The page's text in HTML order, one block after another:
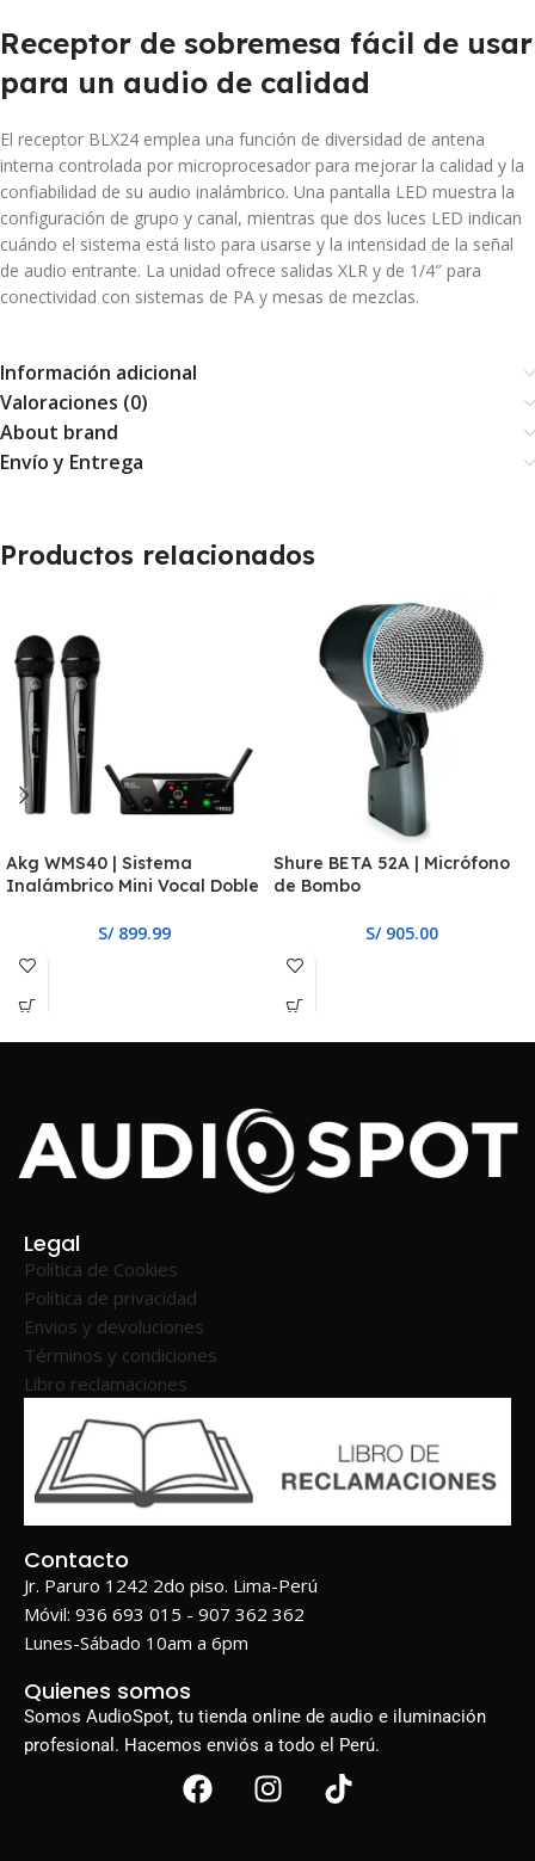
Receptor de sobremesa fácil de usar
para un audio de calidad
El receptor BLX24 emplea una función de diversidad de antena
interna controlada por microprocesador para mejorar la calidad y la
confiabilidad de su audio inalámbrico. Una pantalla LED muestra la
configuración de grupo y canal, mientras que dos luces LED indican
cuándo el sistema está listo para usarse y la intensidad de la señal
de audio entrante. La unidad ofrece salidas XLR y de 1/4″ para
conectividad con sistemas de PA y mesas de mezclas.
Información adicional
Valoraciones (0)
About brand
Envío y Entrega
Productos relacionados
Akg WMS40 | Sistema
Inalámbrico Mini Vocal Doble
S/899.99
Shure BETA 52A | Micrófono
de Bombo
S/905.00
Legal
Política de Cookies
Política de privacidad
Envios y devoluciones
Términos y condiciones
Libro reclamaciones
Contacto
Jr. Paruro 1242 2do piso. Lima-Perú
Móvil: 936 693 015 - 907 362 362
Lunes-Sábado 10am a 6pm
Quienes somos
Somos AudioSpot, tu tienda online de audio e iluminación
profesional. Hacemos enviós a todo el Perú.